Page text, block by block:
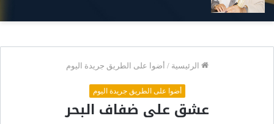
الرئيسية / أضوا على الطريق جريدة اليوم
أضوا على الطريق جريدة اليوم
عشق على ضفاف البحر